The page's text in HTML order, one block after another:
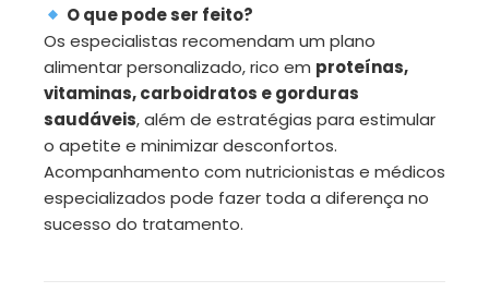
O que pode ser feito?
Os especialistas recomendam um plano
alimentar personalizado, rico em proteínas,
vitaminas, carboidratos e gorduras
saudáveis, além de estratégias para estimular
o apetite e minimizar desconfortos.
Acompanhamento com nutricionistas e médicos
especializados pode fazer toda a diferença no
sucesso do tratamento.